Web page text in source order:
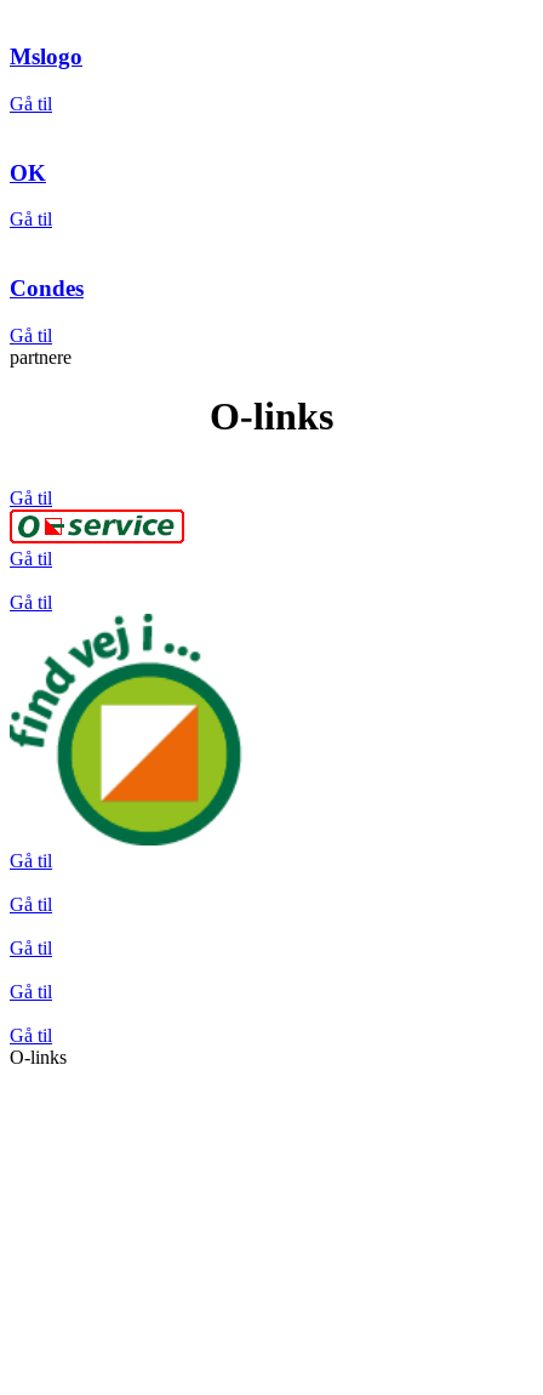
Mslogo
Gå til
OK
Gå til
Condes
Gå til
partnere
O-links
Gå til
Gå til
Gå til
Gå til
Gå til
Gå til
Gå til
Gå til
O-links